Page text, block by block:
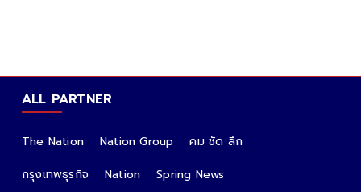
ALL PARTNER
The Nation Nation Group
คม ชัด ลึก
กรุงเทพธุรกิจ
Nation
Spring News